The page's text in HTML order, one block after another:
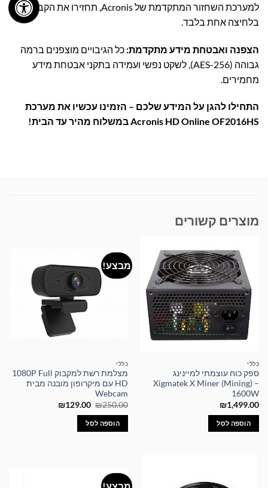
למערכת השחזור המתקדמת של Acronis, תחזירו את הקבצים
בלחיצה אחת בלבד.
הצפנה ואבטחת מידע מתקדמת: כל הגיבויים מוצפנים ברמה
גבוהה (AES-256), לשקט נפשי ועמידה בתקני אבטחת מידע
מחמירים.
התחילו להגן על המידע שלכם – הזמינו עכשיו את מערכת
Acronis HD Online OF2016HS במשלוח מהיר עד הבית!
מוצרים קשורים
כללי
ספק כוח עוצמתי למיינינג
Xigmatek X Miner (Mining) –
1600W
₪1,499.00
הוספה לסל
מבצע!
כללי
מצלמת רשת למקבוק 1080P Full
HD עם מיקרופון מובנה מבית
Webcam
₪250.00
המחיר
היה:
₪250.00.
₪129.00
המחיר
הוספה לסל